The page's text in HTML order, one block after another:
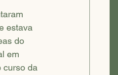
estava
do
em
curso da